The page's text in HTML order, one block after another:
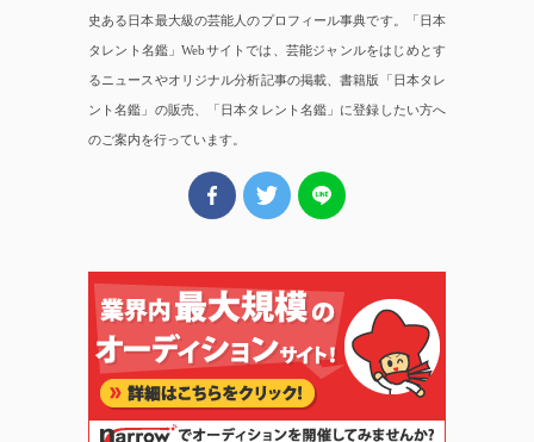
史ある日本最大級の芸能人のプロフィール事典です。「日本
タレント名鑑」Webサイトでは、芸能ジャンルをはじめとす
るニュースやオリジナル分析記事の掲載、書籍版「日本タレ
ント名鑑」の販売、「日本タレント名鑑」に登録したい方へ
のご案内を行っています。